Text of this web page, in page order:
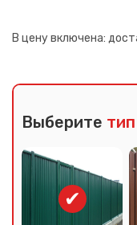
В цену включена:
Выберите